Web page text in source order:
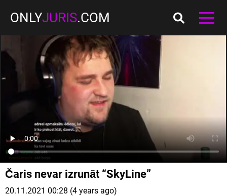
ONLYJURIS.COM
Čaris nevar izrunāt “SkyLine”
20.11.2021 00:28 (4 years ago)